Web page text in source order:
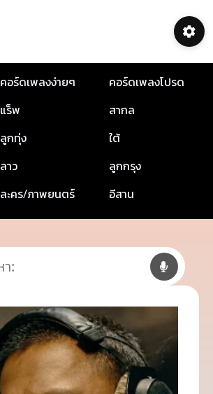
คอร์ดเพลงง่ายๆ
คอร์ดเพลงโปรด
แร็พ
สากล
ลูกทุ่ง
ใต้
ลาว
ลูกกรุง
ละคร/ภาพยนตร์ อีสาน